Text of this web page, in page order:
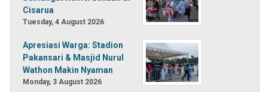
Cisarua
Tuesday, 4 August 2026
Apresiasi Warga: Stadion
Pakansari & Masjid Nurul
Wathon Makin Nyaman
Monday, 3 August 2026